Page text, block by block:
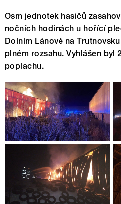
Osm jednotek hasičů
nočních hodinách u hořící
Dolním Lánově na
plném rozsahu. Vyhlášen byl
poplachu.